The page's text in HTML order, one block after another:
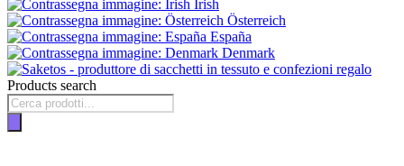
Irish
Österreich
España
Denmark
Products search